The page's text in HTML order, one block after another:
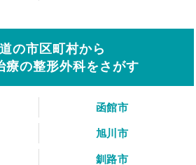
の市区町村から
療の整形外科をさがす
函館市
旭川市
釧路市